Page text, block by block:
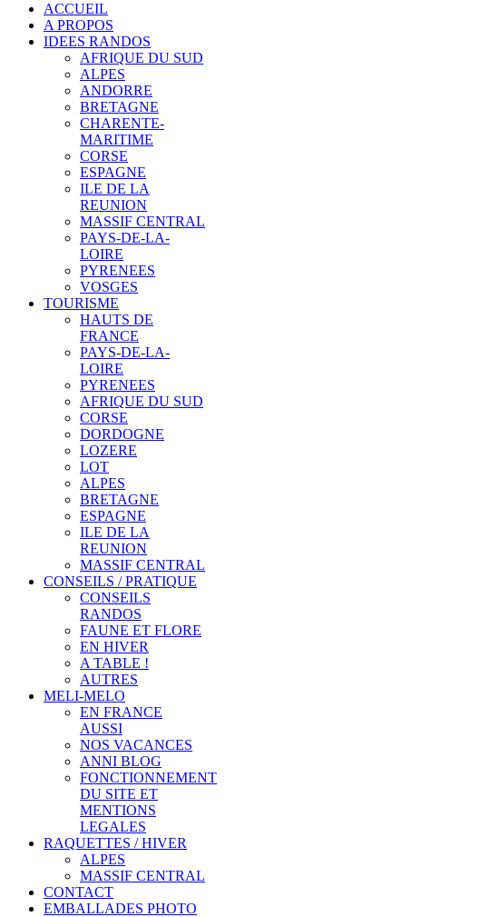
ACCUEIL
A PROPOS
IDEES RANDOS
AFRIQUE DU SUD
ALPES
ANDORRE
BRETAGNE
CHARENTE-
MARITIME
CORSE
ESPAGNE
ILE DE LA
REUNION
MASSIF CENTRAL
PAYS-DE-LA-
LOIRE
PYRENEES
VOSGES
TOURISME
HAUTS DE
FRANCE
PAYS-DE-LA-
LOIRE
PYRENEES
AFRIQUE DU SUD
CORSE
DORDOGNE
LOZERE
LOT
ALPES
BRETAGNE
ESPAGNE
ILE DE LA
REUNION
MASSIF CENTRAL
CONSEILS / PRATIQUE
CONSEILS
RANDOS
FAUNE ET FLORE
EN HIVER
A TABLE !
AUTRES
MELI-MELO
EN FRANCE
AUSSI
NOS VACANCES
ANNI BLOG
FONCTIONNEMENT
DU SITE ET
MENTIONS
LEGALES
RAQUETTES / HIVER
ALPES
MASSIF CENTRAL
CONTACT
EMBALLADES PHOTO